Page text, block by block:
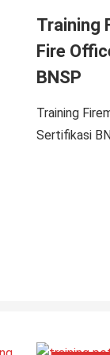
Training
Fire
BNSP
Training
Sertifikasi